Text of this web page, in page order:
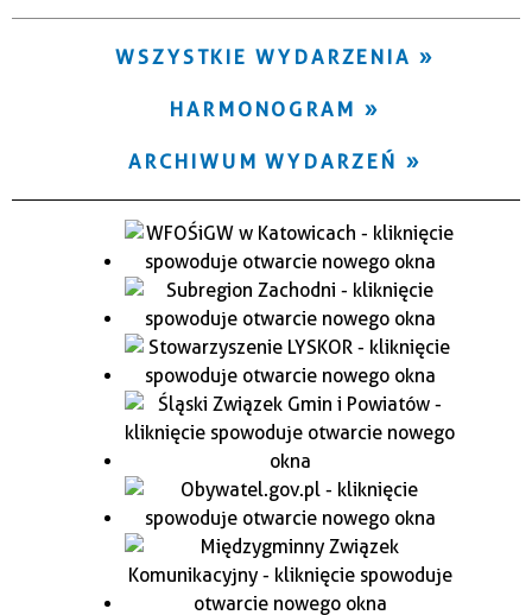
WSZYSTKIE WYDARZENIA
HARMONOGRAM
ARCHIWUM WYDARZEŃ